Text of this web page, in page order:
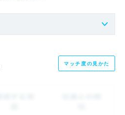
マッチ度の見かた